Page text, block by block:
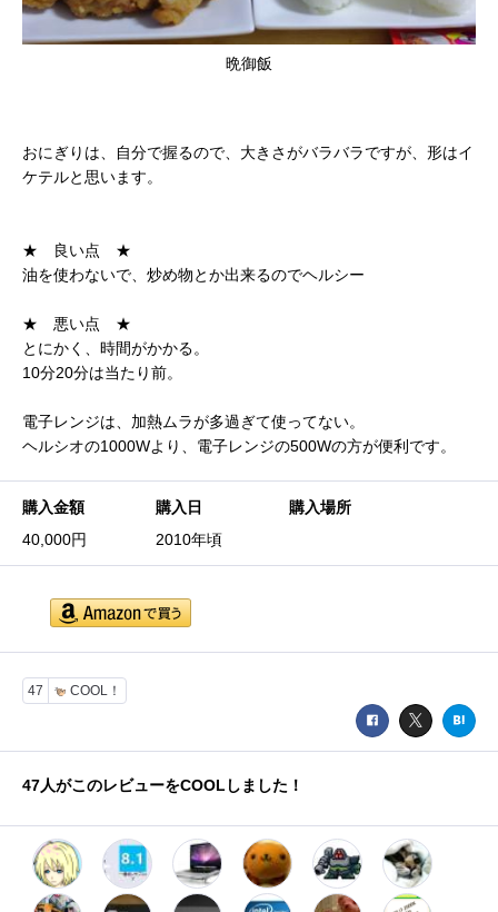
晩御飯
おにぎりは、自分で握るので、大きさがバラバラですが、形はイ
ケテルと思います。
★ 良い点 ★
油を使わないで、炒め物とか出来るのでヘルシー
★ 悪い点 ★
とにかく、時間がかかる。
10分20分は当たり前。
電子レンジは、加熱ムラが多過ぎて使ってない。
ヘルシオの1000Wより、電子レンジの500Wの方が便利です。
購入金額
40,000円
購入日
2010年頃
購入場所
47 COOL！
47人がこのレビューをCOOLしました！